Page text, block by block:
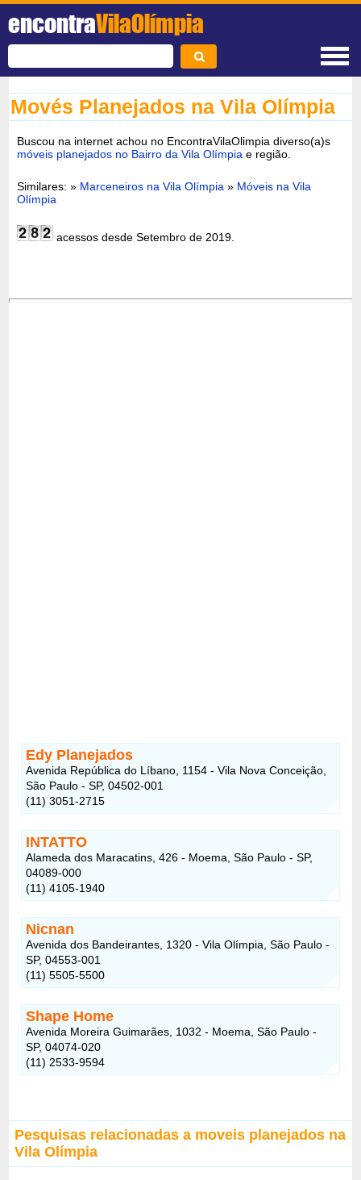
encontraVilaOlímpia
Movés Planejados na Vila Olímpia
Buscou na internet achou no EncontraVilaOlimpia diverso(a)s
móveis planejados no Bairro da Vila Olímpia e região.
Similares: » Marceneiros na Vila Olímpia » Móveis na Vila
Olímpia
acessos desde Setembro de 2019.
Edy Planejados
Avenida República do Líbano, 1154 - Vila Nova Conceição,
São Paulo - SP, 04502-001
(11) 3051-2715
INTATTO
Alameda dos Maracatins, 426 - Moema, São Paulo - SP,
04089-000
(11) 4105-1940
Nicnan
Avenida dos Bandeirantes, 1320 - Vila Olímpia, São Paulo -
SP, 04553-001
(11) 5505-5500
Shape Home
Avenida Moreira Guimarães, 1032 - Moema, São Paulo -
SP, 04074-020
(11) 2533-9594
Pesquisas relacionadas a moveis planejados na
Vila Olímpia